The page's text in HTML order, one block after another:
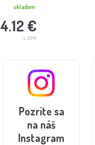
4.12 €
s DPH
skladom
Pozrite sa
na náš
Instagram